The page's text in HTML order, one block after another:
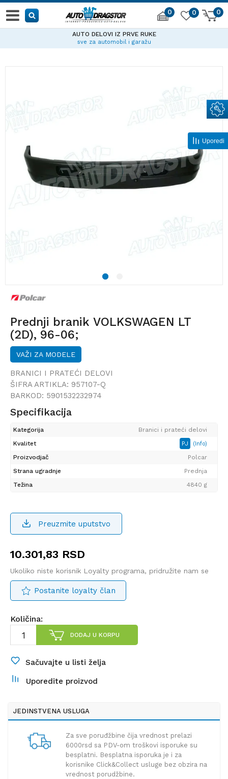
0 0
0
AUTO DELOVI IZ PRVE RUKE
sve za automobil i garažu
1
Prednji branik VOLKSWAGEN LT
(2D), 96-06;
VAŽI ZA MODELE
BRANICI I PRATEĆI DELOVI
ŠIFRA ARTIKLA: 957107-Q
BARKOD: 5901532232974
Specifikacija
Kategorija
Branici i prateći delovi
Kvalitet
PJ (Info)
Proizvodjač
Polcar
Strana ugradnje
Prednja
Težina
4840 g
Preuzmite uputstvo
10.301,83 RSD
Ukoliko niste korisnik Loyalty programa, pridružite nam se
Postanite loyalty član
Količina:
DODAJ U KORPU
Sačuvajte u listi želja
Uporedite proizvod
JEDINSTVENA USLUGA
Za sve poruđžbine čija vrednost prelazi
6000rsd sa PDV-om troškovi isporuke su
besplatni. Besplatna isporuka je i za
korisnike Click&Collect usluge bez obzira na
vrednost porudžbine.
Uporedi